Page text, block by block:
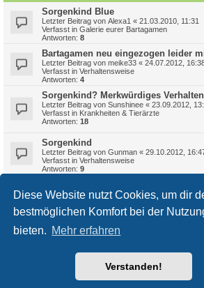
Diese Website nutzt Cookies, um dir
bestmöglichen Komfort bei der
bieten. Mehr erfahren
Verstanden!
Sorgenkind Blue
Letzter Beitrag von Alexa1 « 21.03.2010, 11:31
Verfasst in Galerie eurer Bartagamen
Antworten: 8
Bartagamen neu eingezogen leider
Letzter Beitrag von meike33 « 24.07.2012,
Verfasst in Verhaltensweise
Antworten: 4
Sorgenkind? Merkwürdiges
Letzter Beitrag von Sunshinee « 23.09.2012,
Verfasst in Krankheiten & Tierärzte
Antworten: 18
Sorgenkind
Letzter Beitrag von Gunman « 29.10.2012,
Verfasst in Verhaltensweise
Antworten: 9
Deutsche Übersetzung durch
2017